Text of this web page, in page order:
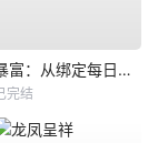
暴富：从绑定每日消费系统开始
完结